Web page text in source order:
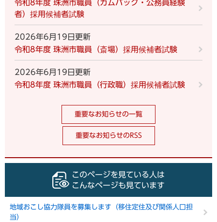
令和8年度 珠洲市職員（カムバック・公務員経験
者）採用候補者試験
2026年6月19日更新
令和8年度 珠洲市職員（斎場）採用候補者試験
2026年6月19日更新
令和8年度 珠洲市職員（行政職）採用候補者試験
重要なお知らせの一覧
重要なお知らせのRSS
このページを見ている人は
こんなページも見ています
地域おこし協力隊員を募集します（移住定住及び関係人口担
当）